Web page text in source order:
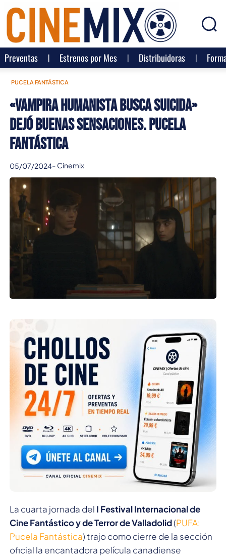
Preventas Estrenos por Mes Distribuidoras
PUCELA FANTÁSTICA
«Vampira humanista busca suicida»
dejó buenas sensaciones. Pucela
Fantástica
05/07/2024- Cinemix
La cuarta jornada del I Festival Internacional de
Cine Fantástico y de Terror de Valladolid(PUFA:
Pucela Fantástica) trajo como cierre de la sección
oficial la encantadora película canadiense